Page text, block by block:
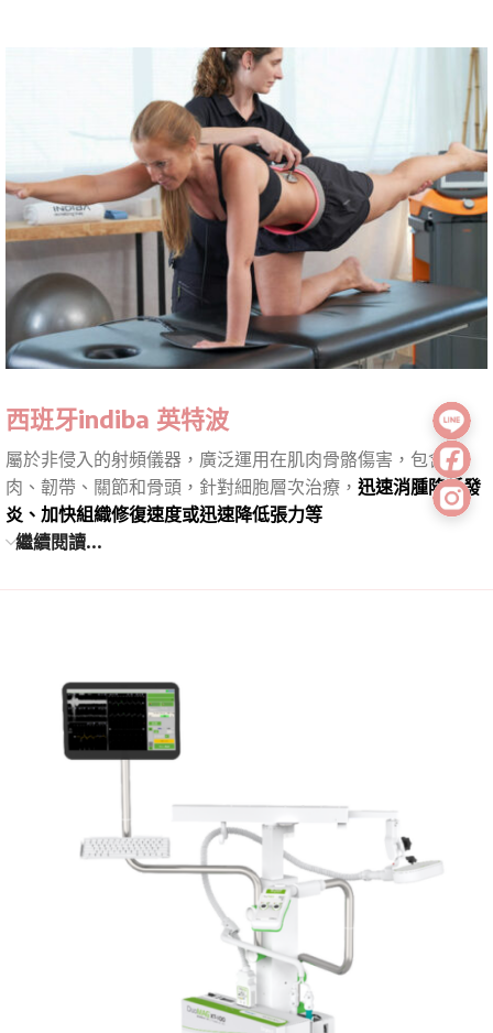
西班牙indiba 英特波
屬於非侵入的射頻儀器，廣泛運用在肌肉骨骼傷害，包含肌
肉、韌帶、關節和骨頭，針對細胞層次治療， 迅速消腫降低發
炎、加快組織修復速度或迅速降低張力等
繼續閱讀...